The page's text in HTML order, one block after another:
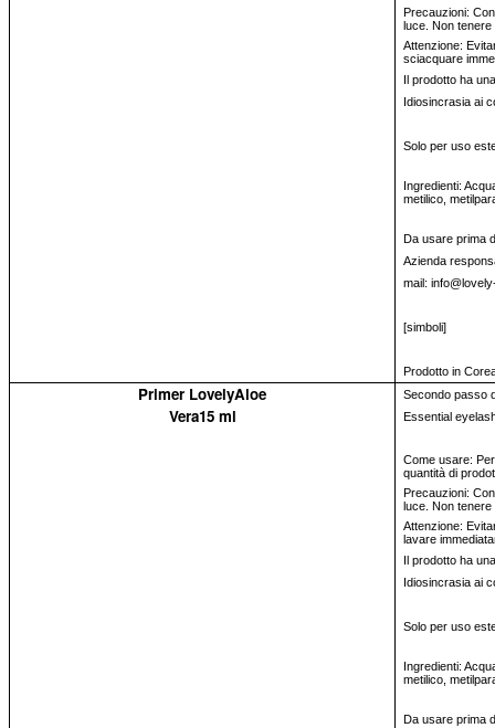
Precauzioni:
luce. Non tenere
Attenzione:
sciacquare
Il prodotto ha
Idiosincrasia ai
Solo per uso
Ingredienti:
metilico,
Da usare prima
Azienda
mail:
[simboli]
Prodotto in
Primer LovelyAloe Secondo passo
Vera15 ml Essential
Come usare:
quantità di
Precauzioni:
luce. Non tenere
Attenzione:
lavare
Il prodotto ha
Idiosincrasia ai
Solo per uso
Ingredienti:
metilico,
Da usare prima